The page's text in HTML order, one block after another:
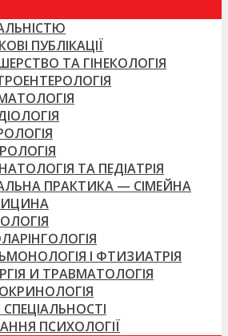
ПУБЛІКАЦІЇ
ТА ГІНЕКОЛОГІЯ
ТА ПЕДІАТРІЯ
ПРАКТИКА — СІМЕЙНА
І ФТИЗИАТРІЯ
И ТРАВМАТОЛОГІЯ
СПЕЦІАЛЬНОСТІ
ПСИХОЛОГІЇ